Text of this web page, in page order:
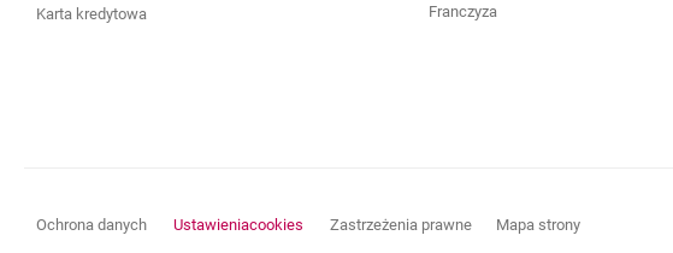
Karta kredytowa
Franczyza
Ochrona danych
Ustawieniacookies Zastrzeżenia prawne
Mapa strony